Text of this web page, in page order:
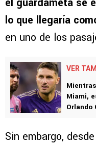
el guardameta se
lo que llegaría
en uno de los
VER
Miami,
Orlando
Sin embargo,